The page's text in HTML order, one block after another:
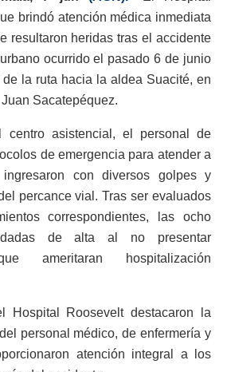
brindó atención médica inmediata
resultaron heridas tras el accidente
ocurrido el pasado 6 de junio
la ruta hacia la aldea Suacité, en
Sacatepéquez.
centro asistencial, el personal de
de emergencia para atender a
con diversos golpes y
percance vial. Tras ser evaluados
correspondientes, las ocho
dadas de alta al no presentar
ameritaran hospitalización
Hospital Roosevelt destacaron la
personal médico, de enfermería y
atención integral a los